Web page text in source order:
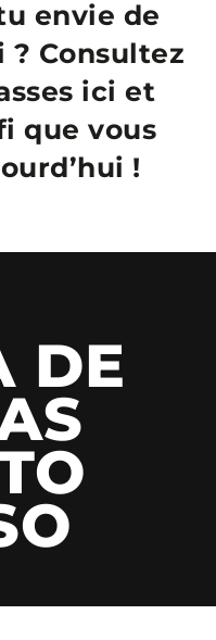
envie de
? Consultez
ici et
que vous
!
DE